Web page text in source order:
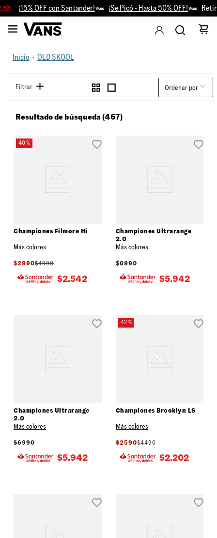
¡15% OFF con Santander! ¡Se Picó - Hasta 50% OFF! Retiro
Inicio OLD SKOOL
Filtrar Ordenar por
Resultado de búsqueda (467)
40 %
Championes Filmore Hi
Más colores
$2990$4990
$2.542
Championes Ultrarange
2.0
Más colores
$6990
$5.942
Championes Ultrarange
2.0
Más colores
$6990
$5.942
42 %
Championes Brooklyn LS
Más colores
$2590$4490
$2.202